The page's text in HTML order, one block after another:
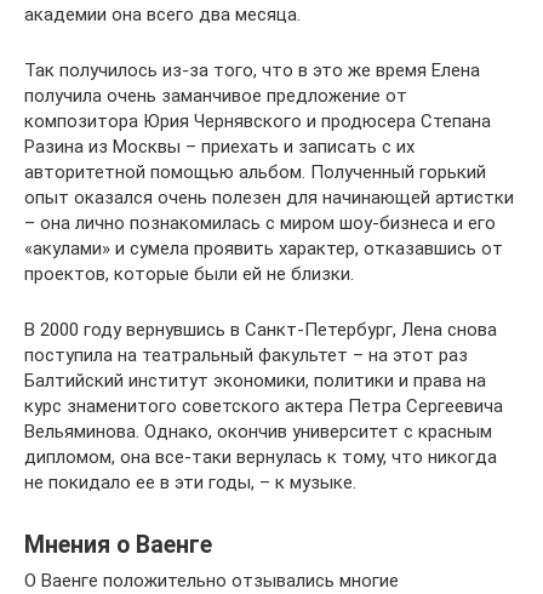
академии она всего два месяца.
Так получилось из-за того, что в это же время Елена
получила очень заманчивое предложение от
композитора Юрия Чернявского и продюсера Степана
Разина из Москвы – приехать и записать с их
авторитетной помощью альбом. Полученный горький
опыт оказался очень полезен для начинающей артистки
– она лично познакомилась с миром шоу-бизнеса и его
«акулами» и сумела проявить характер, отказавшись от
проектов, которые были ей не близки.
В 2000 году вернувшись в Санкт-Петербург, Лена снова
поступила на театральный факультет – на этот раз
Балтийский институт экономики, политики и права на
курс знаменитого советского актера Петра Сергеевича
Вельяминова. Однако, окончив университет с красным
дипломом, она все-таки вернулась к тому, что никогда
не покидало ее в эти годы, – к музыке.
Мнения о Ваенге
О Ваенге положительно отзывались многие